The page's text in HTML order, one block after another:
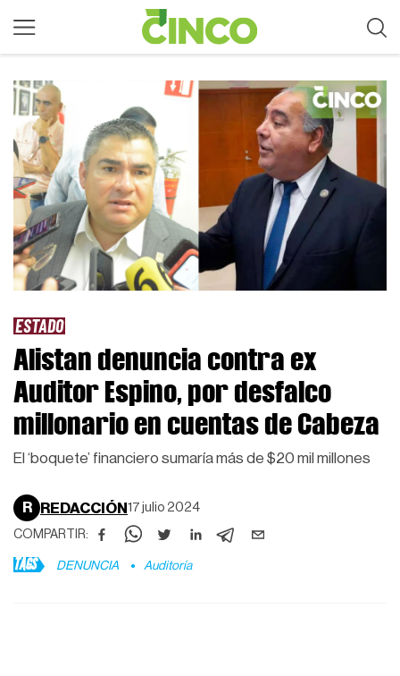
ESTADO
Alistan denuncia contra ex
Auditor Espino, por desfalco
millonario en cuentas de Cabeza
El ‘boquete’ financiero sumaría más de $20 mil millones
R REDACCIÓN 17 julio 2024
COMPARTIR:
TAGS DENUNCIA Auditoría